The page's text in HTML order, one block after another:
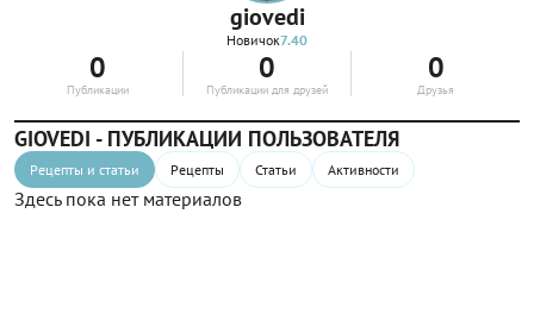
giovedi
Новичок7.40
0
Публикации
0
Публикации для друзей
0
Друзья
GIOVEDI - ПУБЛИКАЦИИ ПОЛЬЗОВАТЕЛЯ
Рецепты и статьи Рецепты Статьи Активности
Здесь пока нет материалов